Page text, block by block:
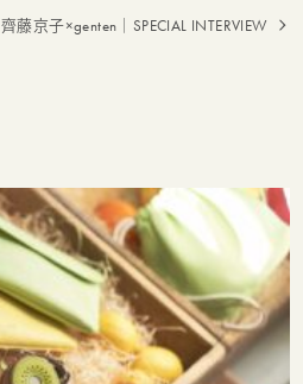
齊藤京子×genten｜SPECIAL INTERVIEW